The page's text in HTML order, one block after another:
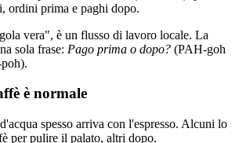
ordini prima e paghi dopo.
vera", è un flusso di lavoro locale. La
sola frase: Pago prima o dopo? (PAH-goh
è normale
spesso arriva con l'espresso. Alcuni lo
per pulire il palato, altri dopo.